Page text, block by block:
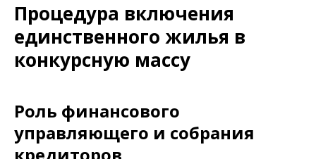
Процедура включения
единственного жилья в
конкурсную массу
Роль финансового
управляющего и собрания